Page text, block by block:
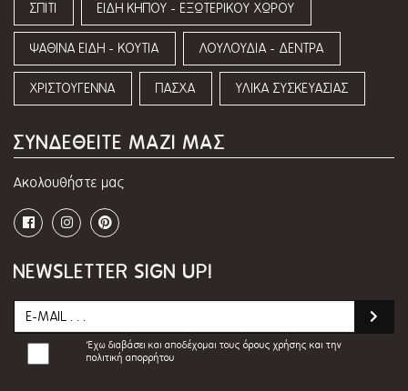
ΣΠΙΤΙ ΕΙΔΗ ΚΗΠΟΥ - ΕΞΩΤΕΡΙΚΟΥ ΧΩΡΟΥ
ΨΑΘΙΝΑ ΕΙΔΗ - ΚΟΥΤΙΑ ΛΟΥΛΟΥΔΙΑ - ΔΕΝΤΡΑ
ΧΡΙΣΤΟΥΓΕΝΝΑ ΠΑΣΧΑ ΥΛΙΚΑ ΣΥΣΚΕΥΑΣΙΑΣ
ΣΥΝΔΕΘΕΙΤΕ ΜΑΖΙ ΜΑΣ
Ακολουθήστε μας
NEWSLETTER SIGN UP!
Έχω διαβάσει και αποδέχομαι τους όρους χρήσης και την
πολιτική απορρήτου